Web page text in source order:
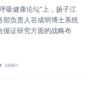
吸健康论坛”上，扬子江
部负责人谷成明博士系统
循证研究方面的战略布
38891